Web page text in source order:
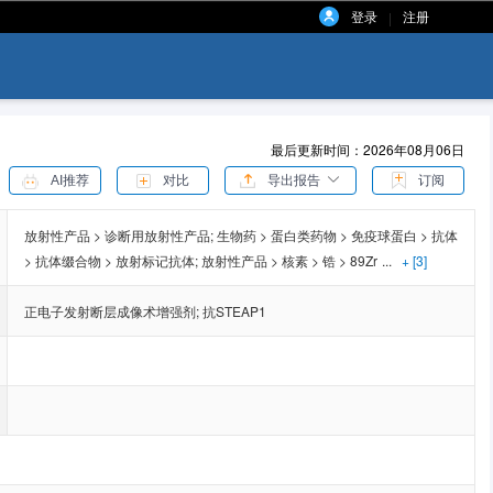
登录 | 注册
最后更新时间：2026年08月06日
AI推荐 对比 导出报告 订阅
放射性产品 > 诊断用放射性产品;生物药 > 蛋白类药物 > 免疫球蛋白 > 抗体
> 抗体缀合物 > 放射标记抗体;放射性产品 > 核素 > 锆 > 89Zr ... + [3]
正电子发射断层成像术增强剂;抗STEAP1